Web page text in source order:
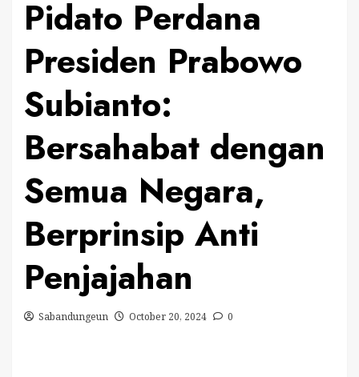
Pidato Perdana
Presiden Prabowo
Subianto:
Bersahabat dengan
Semua Negara,
Berprinsip Anti
Penjajahan
Sabandungeun October 20, 2024 0